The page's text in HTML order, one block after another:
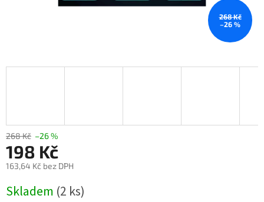
268 Kč
–26 %
268 Kč –26 %
198 Kč
163,64 Kč bez DPH
cena:
Skladem (2 ks)